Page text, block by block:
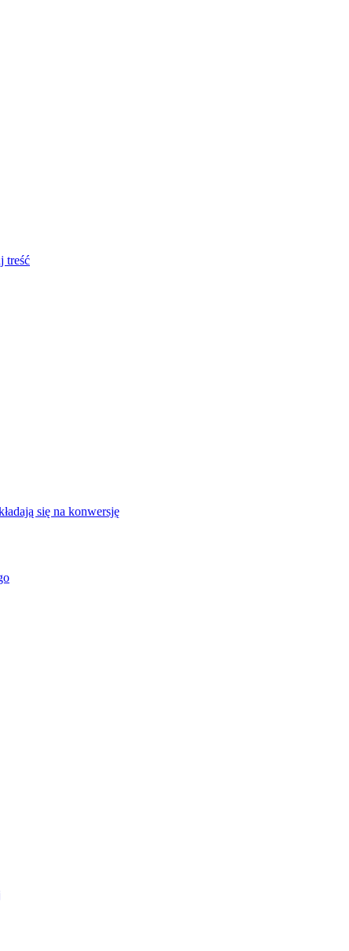
treść
się na konwersję